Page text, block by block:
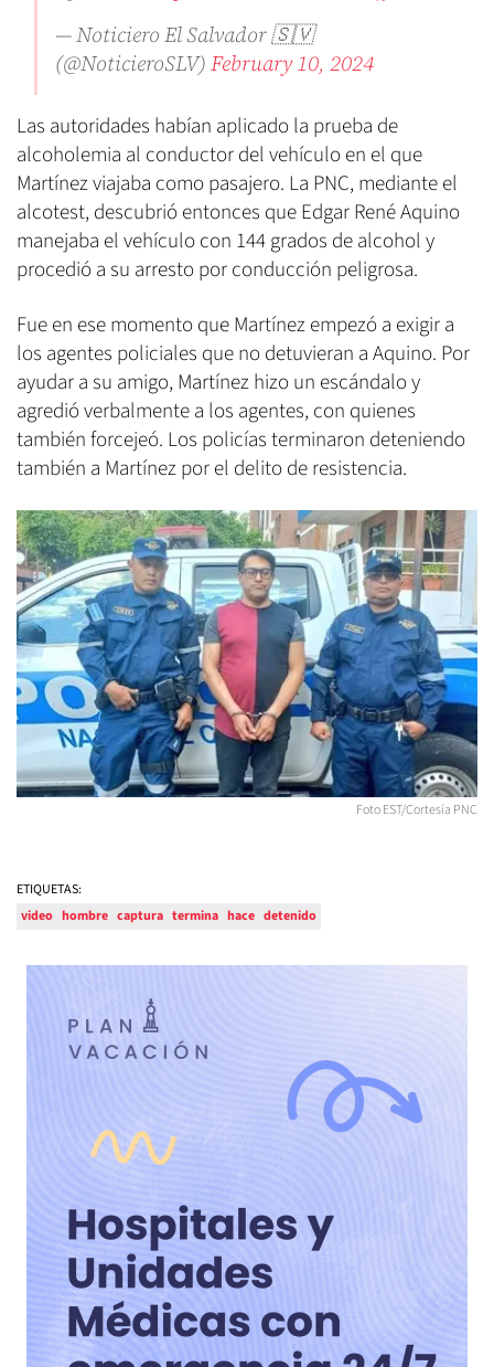
— Noticiero El Salvador 🇸🇻
(@NoticieroSLV)February 10, 2024
Las autoridades habían aplicado la prueba de
alcoholemia al conductor del vehículo en el que
Martínez viajaba como pasajero. La PNC, mediante el
alcotest, descubrió entonces que Edgar René Aquino
manejaba el vehículo con 144 grados de alcohol y
procedió a su arresto por conducción peligrosa.
Fue en ese momento que Martínez empezó a exigir a
los agentes policiales que no detuvieran a Aquino. Por
ayudar a su amigo, Martínez hizo un escándalo y
agredió verbalmente a los agentes, con quienes
también forcejeó. Los policías terminaron deteniendo
también a Martínez por el delito de resistencia.
Foto EST/Cortesía PNC
ETIQUETAS:
video hombre captura termina hace detenido